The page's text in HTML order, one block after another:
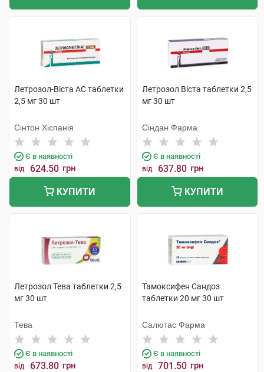
Летрозол-Віста АС таблетки
2,5 мг 30 шт
Сінтон Хіспанія
Є в наявності
від 624.50 грн
КУПИТИ
Летрозол Віста таблетки 2,5
мг 30 шт
Сіндан Фарма
Є в наявності
від 637.80 грн
КУПИТИ
Летрозол Тева таблетки 2,5
мг 30 шт
Тева
Є в наявності
від 673.80 грн
Тамоксифен Сандоз
таблетки 20 мг 30 шт
Салютас Фарма
Є в наявності
від 701.50 грн